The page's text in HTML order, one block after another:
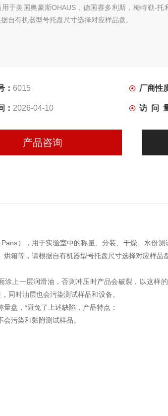
于美国奥豪斯OHAUS，德国赛多利斯，梅特勒-
自有机器型号托盘尺寸选择对应样品盘。
： 6015 厂商性
： 2026-04-10 访 问
产品咨询
），用于实验室中的称量、分装、干燥、水份
箱等，请根据自有机器型号托盘尺寸选择对应样品
上一层润滑油，否则冲压时产品会破裂，以这样
同时油层也会污染测试样品和设备。
盘，*避免了上述缺陷，产品特点：
污染和黏附测试样品。